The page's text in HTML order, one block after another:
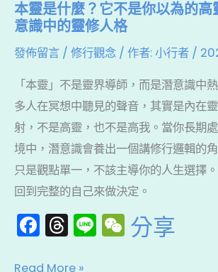
本靈是什麼？它不是你以為的高
意識中的靈修人格
發佈留言 / 修行觀念 / 作者:小行者 /
「本靈」不是靈界導師，而是潛意識中
多人在冥想中聽見的聲音，其實是內在
射，不是高靈，也不是高我。當你長期
境中，潛意識會養出一個講修行邏輯的
只是觀點單一，不該主導你的人生選擇
回到完整的自己來做決定。
F T Li W
e
分享
以
的
高
靈，
而
是
你
潛
意
識
Read More »